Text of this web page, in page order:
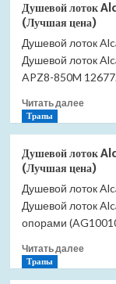
Душевой лоток
(Лучшая цена)
Душевой лоток
Душевой лоток
APZ8-850M
Читать далее
лоток
AlcaPlast
APZ8
Simple
APZ8-
(Лучшая
Трапы
Душевой лоток
(Лучшая цена)
Душевой лоток
Душевой лоток
опорами
Читать далее
Трапы